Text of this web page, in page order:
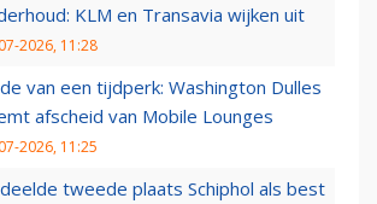
KLM en Transavia wijken uit
2026, 11:28
van een tijdperk: Washington Dulles
afscheid van Mobile Lounges
2026, 11:25
tweede plaats Schiphol als best